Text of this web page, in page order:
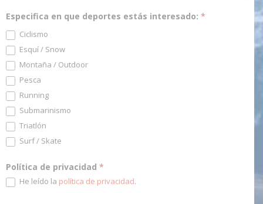
Especifica en que deportes estás interesado: *
Ciclismo
Esquí / Snow
Montaña / Outdoor
Pesca
Running
Submarinismo
Triatlón
Surf / Skate
Política de privacidad *
He leído la política de privacidad.